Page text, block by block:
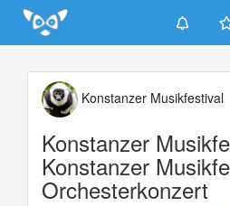
Update cookies preferences
Konstanzer Musikfestival
Konstanzer
Konstanzer
Orchesterkonzert